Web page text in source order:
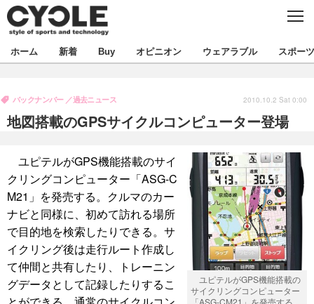
C
S
E
製品/用品
衣類
飲食
バックナンバー
コラム
インプレ
ボイス
デバイス
ビジネス
国内
海外
短信
まとめ
選手
写真
動画
イベント
試乗会
スポーツ
ツアー
文化
エンタメ
芸能
出版／映画
話題
ファッション
デザイン
写真
ライフ
社会
政治
ハウツー
ホーム 新着 Buy オピニオン ウェアラブル スポーツ
地図搭載のGPSサイクルコンピューター登場
バックナンバー 過去ニュース 2010.10.2 Sat 0:00
ユピテルがGPS機能搭載の
サイクリングコンピューター
ユピテルがGPS機能搭載のサイ
クリングコンピューター「ASG-C
M21」を発売する。クルマのカー
ナビと同様に、初めて訪れる場所
で目的地を検索したりできる。サ
イクリング後は走行ルート作成し
て仲間と共有したり、トレーニン
グデータとして記録したりするこ